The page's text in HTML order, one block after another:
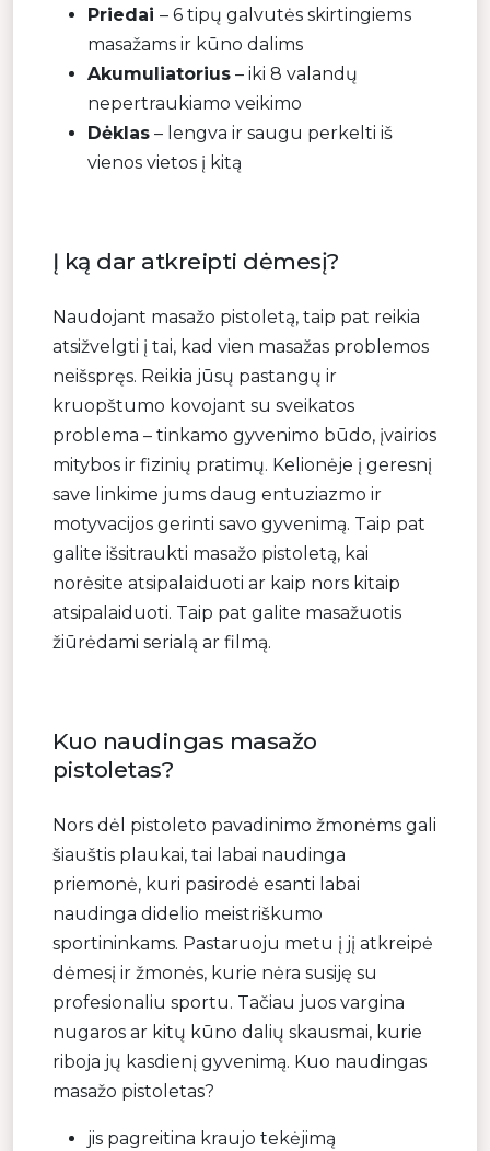
Priedai – 6 tipų galvutės skirtingiems
masažams ir kūno dalims
Akumuliatorius – iki 8 valandų
nepertraukiamo veikimo
Dėklas – lengva ir saugu perkelti iš
vienos vietos į kitą
Į ką dar atkreipti dėmesį?
Naudojant masažo pistoletą, taip pat reikia
atsižvelgti į tai, kad vien masažas problemos
neišspręs. Reikia jūsų pastangų ir
kruopštumo kovojant su sveikatos
problema – tinkamo gyvenimo būdo, įvairios
mitybos ir fizinių pratimų. Kelionėje į geresnį
save linkime jums daug entuziazmo ir
motyvacijos gerinti savo gyvenimą. Taip pat
galite išsitraukti masažo pistoletą, kai
norėsite atsipalaiduoti ar kaip nors kitaip
atsipalaiduoti. Taip pat galite masažuotis
žiūrėdami serialą ar filmą.
Kuo naudingas masažo
pistoletas?
Nors dėl pistoleto pavadinimo žmonėms gali
šiauštis plaukai, tai labai naudinga
priemonė, kuri pasirodė esanti labai
naudinga didelio meistriškumo
sportininkams. Pastaruoju metu į jį atkreipė
dėmesį ir žmonės, kurie nėra susiję su
profesionaliu sportu. Tačiau juos vargina
nugaros ar kitų kūno dalių skausmai, kurie
riboja jų kasdienį gyvenimą. Kuo naudingas
masažo pistoletas?
jis pagreitina kraujo tekėjimą